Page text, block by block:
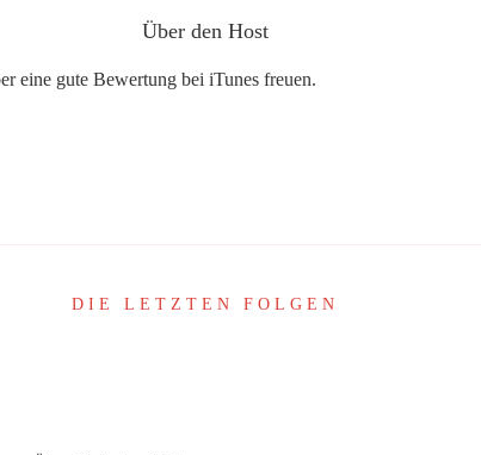
Über den Host
eine gute Bewertung bei iTunes freuen.
DIE LETZTEN FOLGEN